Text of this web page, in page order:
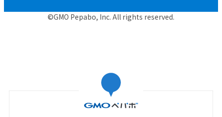
©GMO Pepabo, Inc. All rights reserved.